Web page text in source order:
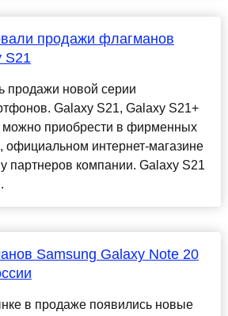
продажи флагманов
S21
продажи новой серии
Galaxy S21, Galaxy S21+
можно приобрести в фирменных
официальном интернет-магазине
партнеров компании. Galaxy S21
Samsung Galaxy Note 20
в продаже появились новые